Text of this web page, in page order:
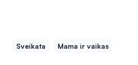
Sveikata Mama ir vaikas